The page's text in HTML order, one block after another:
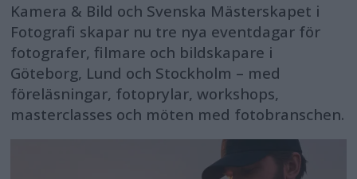
Kamera & Bild och Svenska Mästerskapet i
Fotografi skapar nu tre nya eventdagar för
fotografer, filmare och bildskapare i
Göteborg, Lund och Stockholm – med
föreläsningar, fotoprylar, workshops,
masterclasses och möten med fotobranschen.